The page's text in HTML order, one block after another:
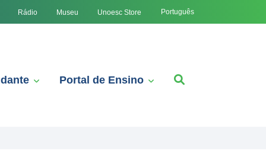
Rádio Museu Unoesc Store Português
Portal de Ensino